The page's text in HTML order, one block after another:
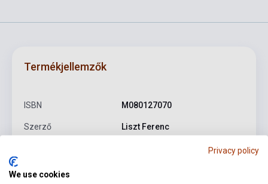
Termékjellemzők
ISBN M080127070
Szerző Liszt Ferenc
Privacy policy
We use cookies